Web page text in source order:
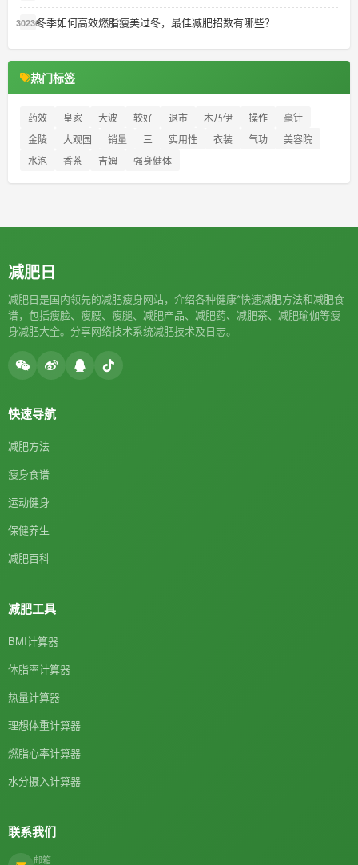
30236冬季如何高效燃脂瘦美过冬，最佳减肥招数有哪些？
热门标签
药效 皇家 大波 较好 退市 木乃伊 操作
毫针
金陵
大观园 销量 三 实用性 衣装 气功
美容院
水泡
香茶 吉姆 强身健体
减肥日
减肥日是国内领先的减肥瘦身网站，介绍各种健康*快速减肥方法和减肥食
谱，包括瘦脸、瘦腰、瘦腿、减肥产品、减肥药、减肥茶、减肥瑜伽等瘦
身减肥大全。分享网络技术系统减肥技术及日志。
快速导航
减肥方法
瘦身食谱
运动健身
保健养生
减肥百科
减肥工具
BMI计算器
体脂率计算器
热量计算器
理想体重计算器
燃脂心率计算器
水分摄入计算器
联系我们
邮箱